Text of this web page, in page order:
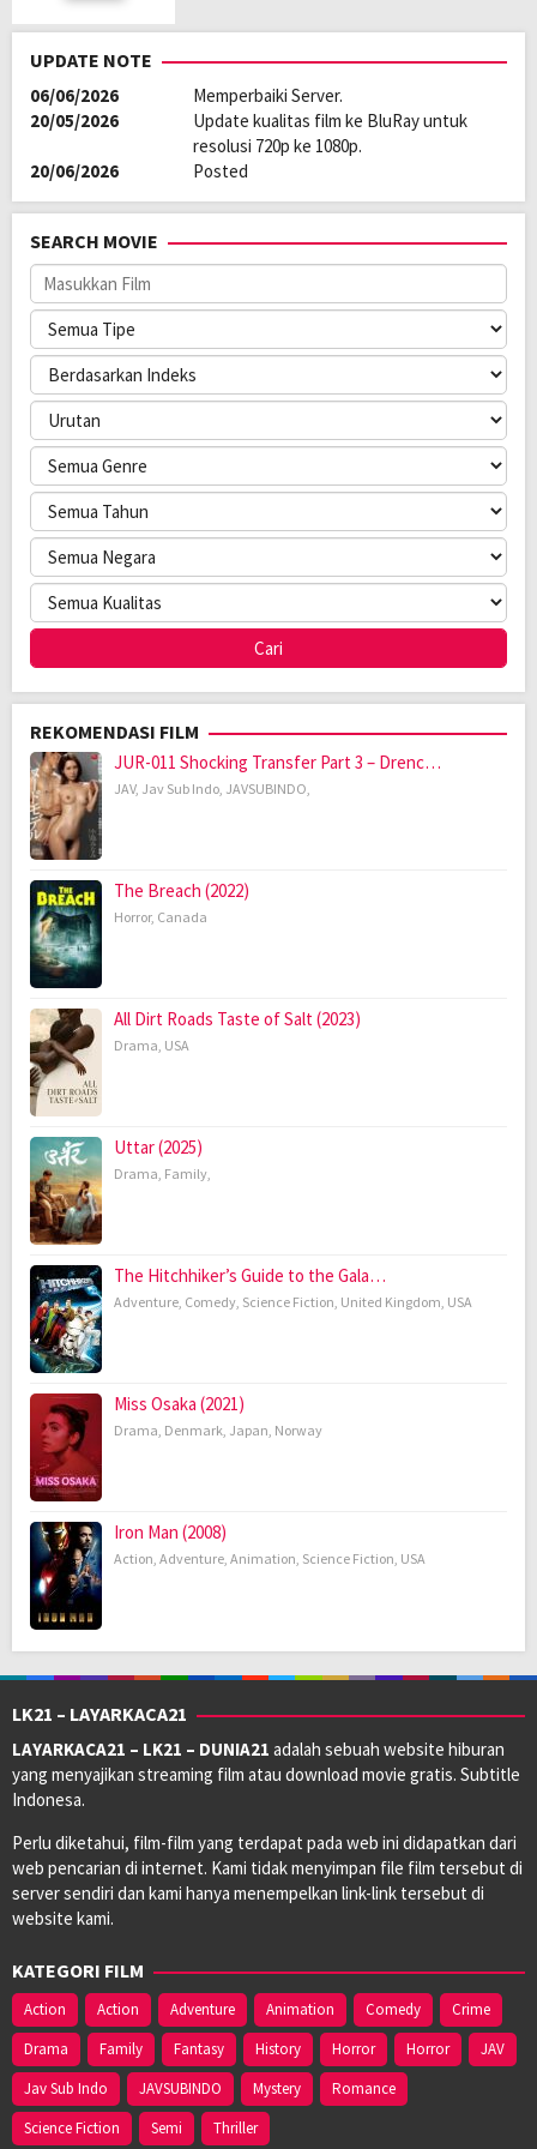
2023
UPDATE NOTE
06/06/2026
Memperbaiki Server.
20/05/2026
Update kualitas film ke BluRay untuk
resolusi 720p ke 1080p.
20/06/2026
Posted
SEARCH MOVIE
REKOMENDASI FILM
JUR-011 Shocking Transfer Part 3 – Drenc…
JAV, Jav Sub Indo JAVSUBINDO
The Breach (2022)
Horror, Canada
All Dirt Roads Taste of Salt (2023)
Drama USA
Uttar (2025)
Drama Family
The Hitchhiker’s Guide to the Gala…
Adventure Comedy Science Fiction United Kingdom USA
Miss Osaka (2021)
Drama Denmark Japan Norway
Iron Man (2008)
Action Adventure Animation Science Fiction USA
LK21 – LAYARKACA21
LAYARKACA21 – LK21 – DUNIA21 adalah sebuah website hiburan
yang menyajikan streaming film atau download movie gratis. Subtitle
Indonesa.
Perlu diketahui, film-film yang terdapat pada web ini didapatkan dari
web pencarian di internet. Kami tidak menyimpan file film tersebut di
server sendiri dan kami hanya menempelkan link-link tersebut di
website kami.
KATEGORI FILM
Action Action Adventure Animation Comedy
Crime
Drama
Family Fantasy History Horror Horror
JAV
Jav Sub Indo
JAVSUBINDO Mystery
Romance
Science Fiction
Semi Thriller